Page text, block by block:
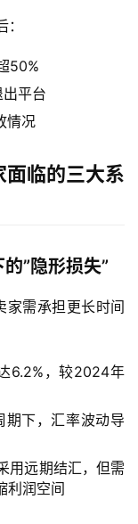
50%
平台
情况
面临的三大系
”隐形损失”
家需承担更长时间
6.2%，较2024年
期下，汇率波动导
用远期结汇，但需
利润空间